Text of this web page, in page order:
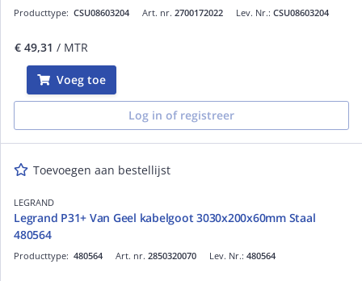
Art. nr. 2700172022
Producttype: CSU08603204 Lev. Nr.: CSU08603204
€ 49,31 / MTR
Voeg toe
Log in of registreer
Toevoegen aan bestellijst
LEGRAND
Legrand P31+ Van Geel kabelgoot 3030x200x60mm Staal
480564
Art. nr. 2850320070
Producttype: 480564 Lev. Nr.: 480564